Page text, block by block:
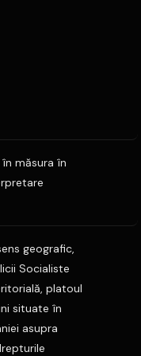
măsura în
geografic,
Socialiste
platoul
situate în
asupra